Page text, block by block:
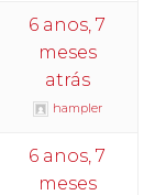
6 anos, 7
meses
atrás
hampler
6 anos, 7
meses